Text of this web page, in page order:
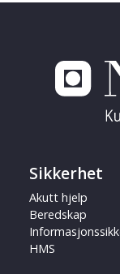
Sikkerhet
Akutt hjelp
Beredskap
HMS